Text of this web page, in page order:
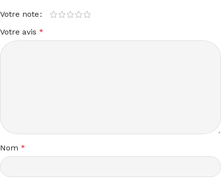
Votre note
Votre avis *
Nom *